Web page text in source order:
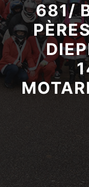
681/